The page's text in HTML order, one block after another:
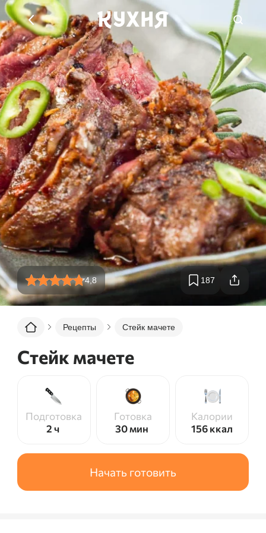
4,8 187
Рецепты Стейк мачете
Стейк мачете
Подготовка
2 ч
Готовка
30 мин
Калории
156 ккал
Начать готовить